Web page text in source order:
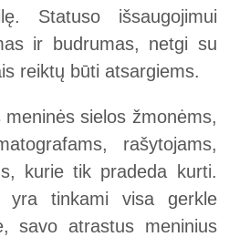
Statuso išsaugojimui
ir budrumas, netgi su
reiktų būti atsargiems.
sielos žmonėms,
rašytojams,
kurie tik pradeda kurti.
yra tinkami visa gerkle
savo atrastus meninius